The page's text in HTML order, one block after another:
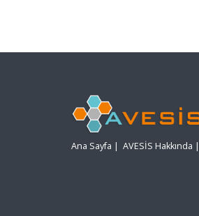
Ana Sayfa | AVESİS Hakkında |